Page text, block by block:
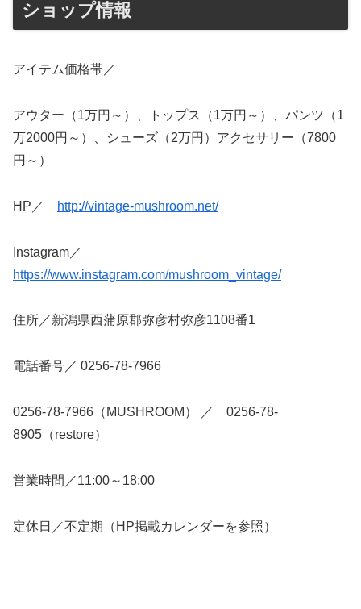
ショップ情報
アイテム価格帯／
アウター（1万円～）、トップス（1万円～）、パンツ（1
万2000円～）、シューズ（2万円）アクセサリー（7800
円～）
HP／ http://vintage-mushroom.net/
Instagram／
https://www.instagram.com/mushroom_vintage/
住所／新潟県西蒲原郡弥彦村弥彦1108番1
電話番号／ 0256-78-7966
0256-78-7966（MUSHROOM） ／ 0256-78-
8905（restore）
営業時間／11:00～18:00
定休日／不定期（HP掲載カレンダーを参照）